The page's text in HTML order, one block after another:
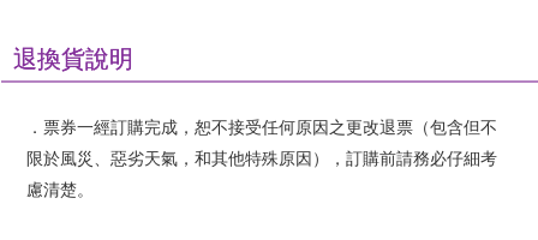
退換貨說明
．票券一經訂購完成，恕不接受任何原因之更改退票（包含但不
限於風災、惡劣天氣，和其他特殊原因），訂購前請務必仔細考
慮清楚。